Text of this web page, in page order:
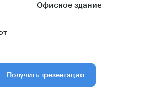
Офисное здание
Получить презентацию